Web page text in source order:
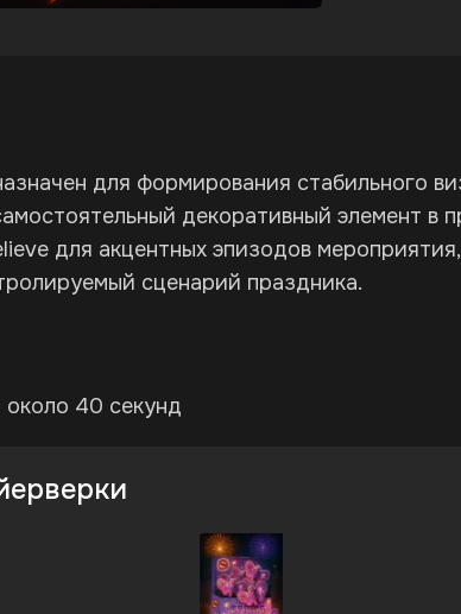
для формирования стабильного
декоративный элемент
для акцентных эпизодов
сценарий праздника.
40 секунд